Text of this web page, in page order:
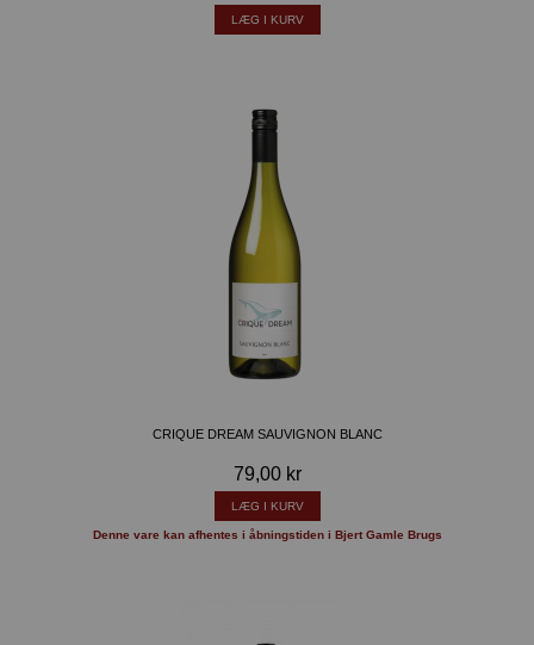
LÆG I KURV
CRIQUE DREAM SAUVIGNON BLANC
79,00 kr
LÆG I KURV
Denne vare kan afhentes i åbningstiden i Bjert Gamle Brugs